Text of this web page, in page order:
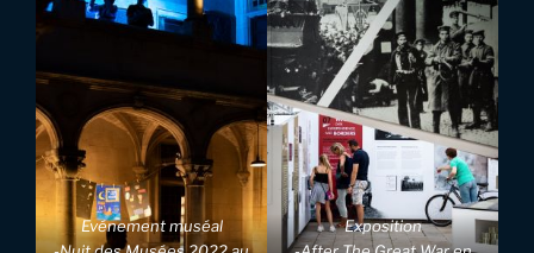
Evénement muséal
Exposition